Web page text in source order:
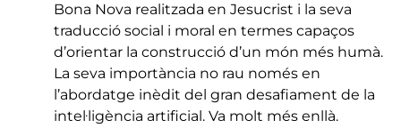
Bona Nova realitzada en Jesucrist i la seva
traducció social i moral en termes capaços
d’orientar la construcció d’un món més humà.
La seva importància no rau només en
l’abordatge inèdit del gran desafiament de la
intel·ligència artificial. Va molt més enllà.